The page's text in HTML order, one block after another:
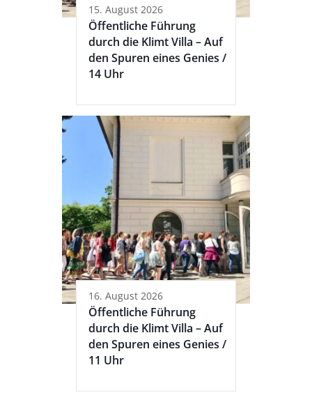
15. August 2026
Öffentliche Führung
durch die Klimt Villa – Auf
den Spuren eines Genies /
14 Uhr
16. August 2026
Öffentliche Führung
durch die Klimt Villa – Auf
den Spuren eines Genies /
11 Uhr